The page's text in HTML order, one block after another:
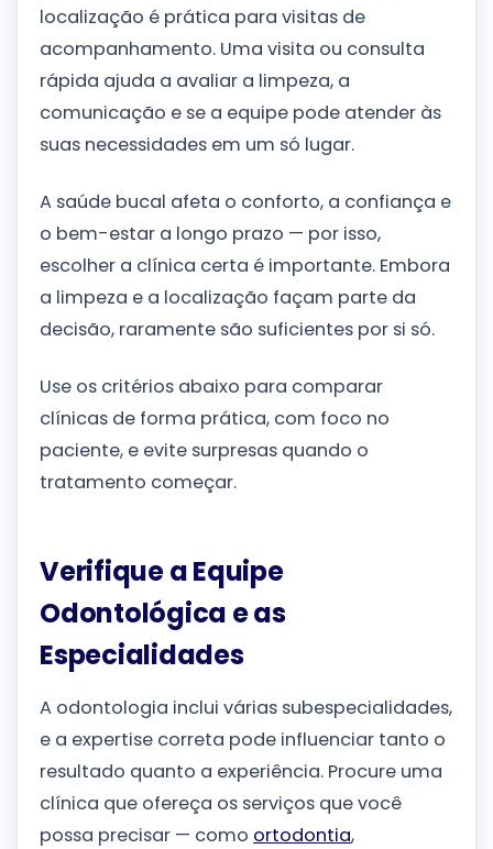
localização é prática para visitas de
acompanhamento. Uma visita ou consulta
rápida ajuda a avaliar a limpeza, a
comunicação e se a equipe pode atender às
suas necessidades em um só lugar.
A saúde bucal afeta o conforto, a confiança e
o bem-estar a longo prazo — por isso,
escolher a clínica certa é importante. Embora
a limpeza e a localização façam parte da
decisão, raramente são suficientes por si só.
Use os critérios abaixo para comparar
clínicas de forma prática, com foco no
paciente, e evite surpresas quando o
tratamento começar.
Verifique a Equipe
Odontológica e as
Especialidades
A odontologia inclui várias subespecialidades,
e a expertise correta pode influenciar tanto o
resultado quanto a experiência. Procure uma
clínica que ofereça os serviços que você
possa precisar — como ortodontia,